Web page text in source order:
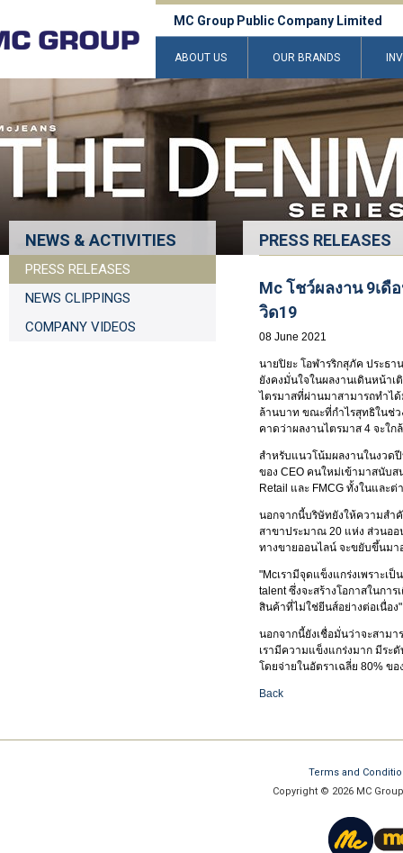
MC Group Public Company Limited
ABOUT US OUR BRANDS
NEWS & ACTIVITIES
PRESS RELEASES
NEWS CLIPPINGS
COMPANY VIDEOS
PRESS RELEASES
Mc โชว์ผลงาน 9เดื
วิด19
08 June 2021
นายปิยะ โอฬารริกสุภัค ประธา
ยังคงมั่นใจในผลงานเดินหน้า
ไตรมาสที่ผ่านมาสามารถทำไ
ล้านบาท ขณะที่กำไรสุทธิในช่
คาดว่าผลงานไตรมาส 4 จะใก
สำหรับแนวโน้มผลงานในงวด
ของ CEO คนใหม่เข้ามาสนับส
Retail และ FMCG ทั้งในและ
นอกจากนี้บริษัทยังให้ความสำ
สาขาประมาณ 20 แห่ง ส่วนออ
ทางขายออนไลน์ จะขยับขึ้นม
"Mcเรามีจุดแข็งแกร่งเพราะเ
talent ซึ่งจะสร้างโอกาสในกา
สินค้าที่ไม่ใช่ยีนส์อย่างต่อเนื่อง"
นอกจากนี้ยังเชื่อมั่นว่าจะสามา
เรามีความแข็งแกร่งมาก มีระ
โดยจ่ายในอัตราเฉลี่ย 80% ข
Back
Terms and
Copyright © 2026 MC